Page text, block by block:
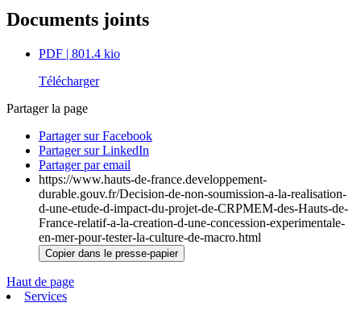
Documents joints
PDF | 801.4 kio
Télécharger
Partager la page
Partager sur Facebook
Partager sur LinkedIn
Partager par email
https://www.hauts-de-france.developpement-
durable.gouv.fr/Decision-de-non-soumission-a-la-realisation-
d-une-etude-d-impact-du-projet-de-CRPMEM-des-Hauts-de-
France-relatif-a-la-creation-d-une-concession-experimentale-
en-mer-pour-tester-la-culture-de-macro.html
Copier dans le presse-papier
Haut de page
Services